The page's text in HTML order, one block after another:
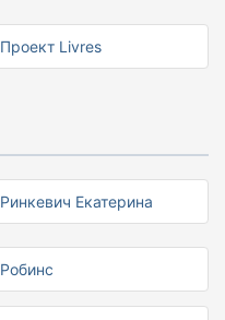
Проект Livres
Ринкевич Екатерина
Робинс